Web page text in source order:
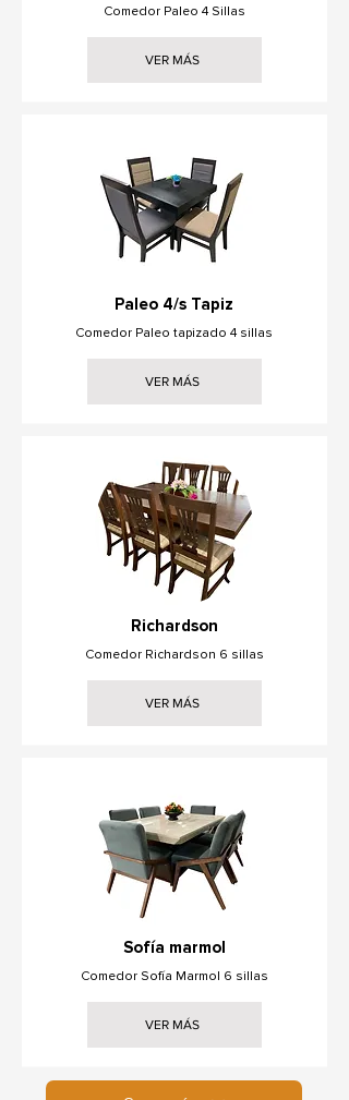
Comedor Paleo 4 Sillas
VER MÁS
Paleo 4/s Tapiz
Comedor Paleo tapizado 4 sillas
VER MÁS
Richardson
Comedor Richardson 6 sillas
VER MÁS
Sofía marmol
Comedor Sofía Marmol 6 sillas
VER MÁS